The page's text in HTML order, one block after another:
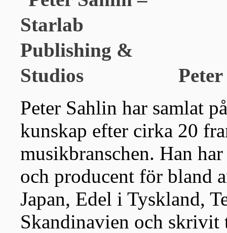
Peter Sahlin har samlat
kunskap efter cirka 20
musikbranschen. Han
och producent för bland
Japan, Edel i Tyskland,
Skandinavien och skrivit